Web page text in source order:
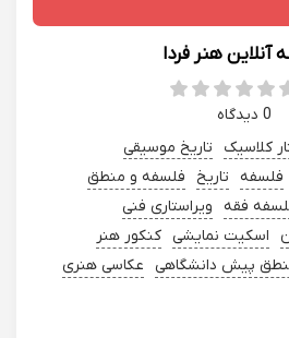
آنلاین هنر فردا
0 دیدگاه
کلاسیک
تاریخ موسیقی
فلسفه تاریخ
فلسفه و منطق
فقه ویراستاری فنی
اسکیت نمایشی کنکور هنر
پیش دانشگاهی عکاسی هنری